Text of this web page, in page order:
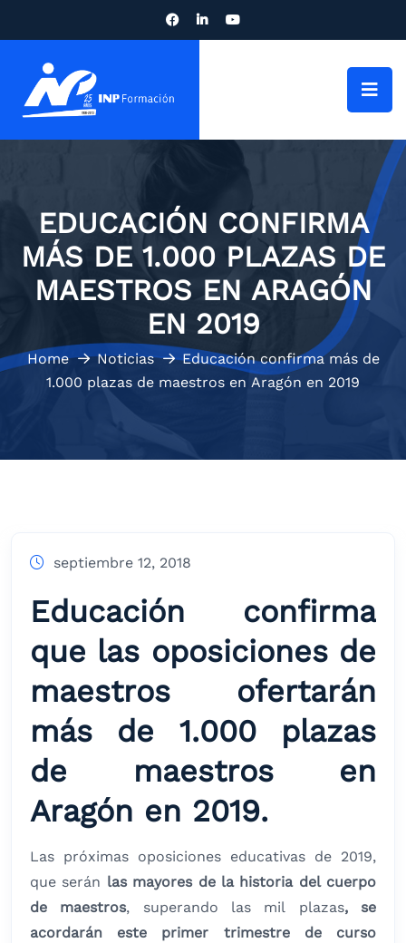
EDUCACIÓN CONFIRMA
MÁS DE 1.000 PLAZAS DE
MAESTROS EN ARAGÓN
EN 2019
Home Noticias
Educación confirma más de
1.000 plazas de maestros en Aragón en 2019
septiembre 12, 2018
Educación confirma
que las oposiciones de
maestros ofertarán
más de 1.000 plazas
de maestros en
Aragón en 2019.
Las próximas oposiciones educativas de 2019,
que serán las mayores de la historia del cuerpo
de maestros, superando las mil plazas, se
acordarán este primer trimestre de curso